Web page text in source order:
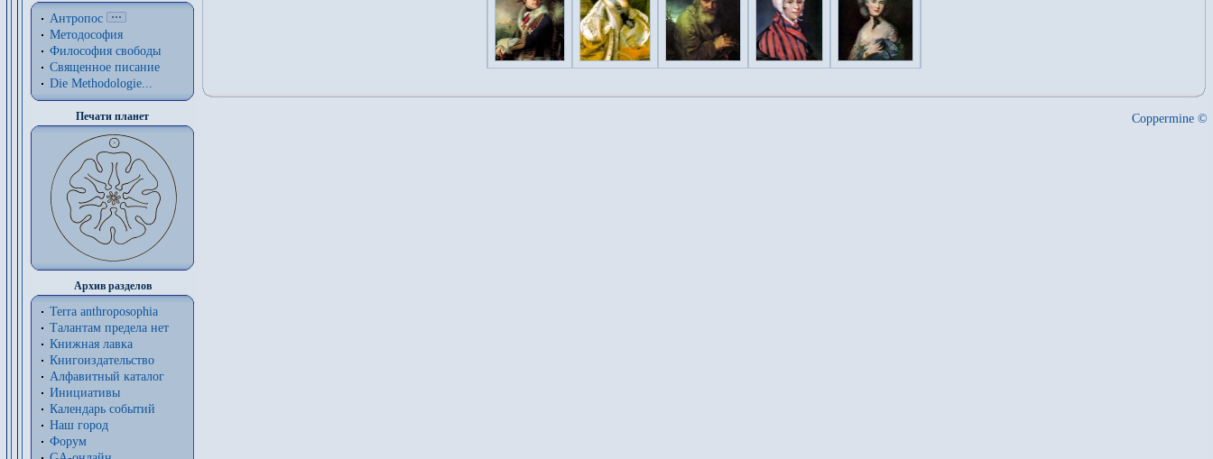
Антропос
Методософия
Философия cвободы
Священное писание
Die Methodologie...
Печати планет
Архив разделов
Terra anthroposophia
Талантам предела нет
Книжная лавка
Книгоиздательство
Алфавитный каталог
Инициативы
Календарь событий
Наш город
Форум
Coppermine ©